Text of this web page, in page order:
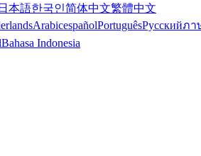
日本語한국인简体中文繁體中文
ArabicespañolPortuguêsРусскийภา
Bahasa Indonesia